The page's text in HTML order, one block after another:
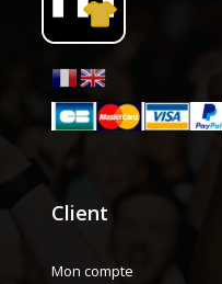
Client
Mon compte